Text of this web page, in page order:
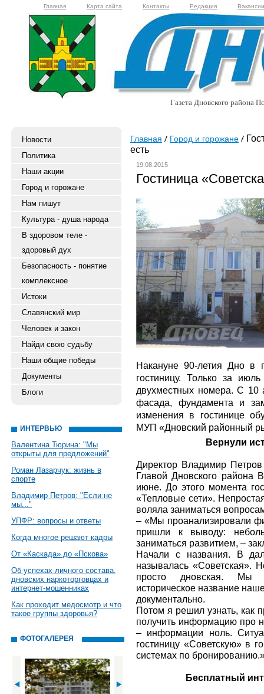
Главная Карта сайта Контакты Редакция Вакансии
Газета Дновского района
Новости
Политика
Наши акции
Город и горожане
Нам пишут
Культура - душа народа
В здоровом теле -
здоровый дух
Безопасность - понятие
комплексное
Истоки
Славянский мир
Человек и закон
Найди свою судьбу
Наши общие победы
Документы
Блоги
ИНТЕРВЬЮ
Валентина Тюрина: "Мы
открыты для предложений"
Роман Лазарчук: жизнь в
спорте
Владимир Петров: "Если не
мы..."
УПФР: вопросы и ответы
Когда многое решают кадры
От «Каскада» до «Пскова»
Об успехах личного состава,
дновских наркоторговцах и
интернет-мошенниках
Как проходит медосмотр и что
такое группы здоровья?
ФОТОГАЛЕРЕЯ
Главная Город и горожане
есть
19.08.2015
Гостиница
Накануне 90-летия Дно в
гостиницу. Только за
двухместных номера. С 10
фасада, фундамента и
изменения в гостинице
МУП «Дновский районный
Вернули
Директор Владимир
Главой Дновского района
июне. До этого момента
«Тепловые сети».
воляла заниматься
– «Мы проанализировали
пришли к выводу:
заниматься развитием, –
Начали с названия. В
называлась «Советская».
просто дновская. Мы
историческое название
документально.
Потом я решил узнать, как
получить информацию про
– информации ноль.
гостиницу «Советскую» в
системах по
Бесплатный